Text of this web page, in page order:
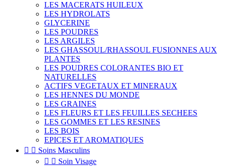
LES MACERATS HUILEUX
LES HYDROLATS
GLYCERINE
LES POUDRES
LES ARGILES
LES GHASSOUL/RHASSOUL FUSIONNES AUX
PLANTES
LES POUDRES COLORANTES BIO ET
NATURELLES
ACTIFS VEGETAUX ET MINERAUX
LES HENNES DU MONDE
LES GRAINES
LES FLEURS ET LES FEUILLES SECHEES
LES GOMMES ET LES RESINES
LES BOIS
EPICES ET AROMATIQUES
  Soins Masculins
  Soin Visage